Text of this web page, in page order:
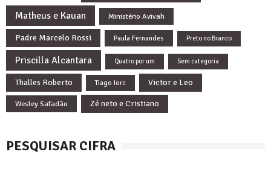
Matheus e Kauan Ministério Avivah
Padre Marcelo Rossi Paula Fernandes Preto no Branco
Priscilla Alcantara Quatro por um Sem categoria
Thalles Roberto Tiago Iorc Victor e Leo
Wesley Safadão Zé neto e Cristiano
PESQUISAR CIFRA